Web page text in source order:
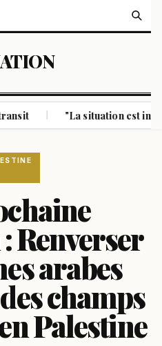
| "La situation est
Renverser
arabes
champs
Palestine